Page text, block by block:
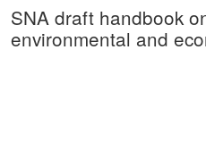
SNA draft handbook
environmental and